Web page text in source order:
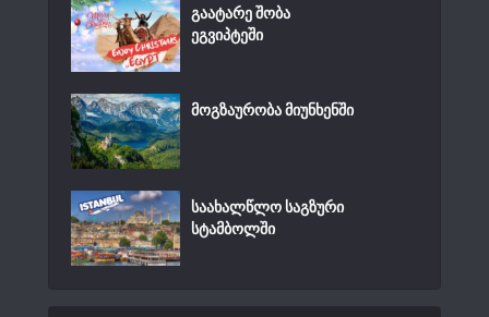
გაატარე შობა
ეგვიპტეში
მოგზაურობა მიუნხენში
საახალწლო საგზური
სტამბოლში